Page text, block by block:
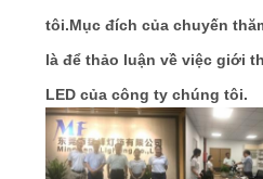
KIỂM
SOÁT
CHẤT
LƯỢNG
tôi.Mục đích của chuyến
là để thảo luận về việc giới
LED của công ty chúng tôi.